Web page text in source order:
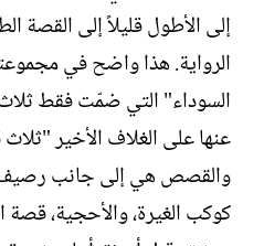
إلى الأطول قليلاً إلى القصة
الرواية. هذا واضح في
السوداء" التي ضمّت فقط
عنها على الغلاف الأخير
والقصص هي إلى جانب رصيف
كوكب الغيرة، والأحجية، قصة